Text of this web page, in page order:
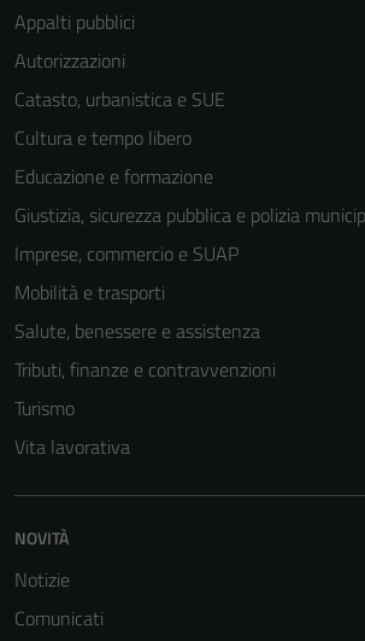
Appalti pubblici
Autorizzazioni
Catasto, urbanistica e SUE
Cultura e tempo libero
Educazione e formazione
Giustizia, sicurezza pubblica e polizia
Imprese, commercio e SUAP
Mobilità e trasporti
Salute, benessere e assistenza
Tributi, finanze e contravvenzioni
Turismo
Vita lavorativa
NOVITÀ
Notizie
Comunicati